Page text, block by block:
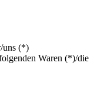
uns (*)
Waren (*)/die